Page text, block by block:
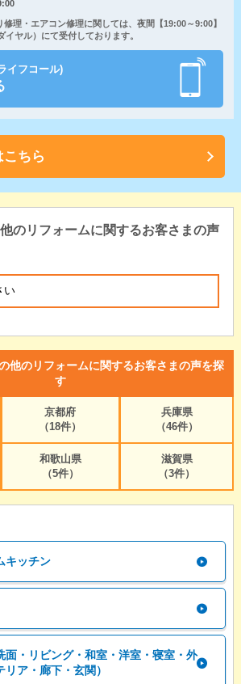
理・エアコン修理に関しては、夜間【19:00～9:00】
イヤル）にて受付しております。
イフコール)
ちら
のリフォームに関するお客さまの声
他のリフォームに関するお客さまの声を探
す
京都府
（18件）
兵庫県
（46件）
和歌山県
（5件）
滋賀県
（3件）
キッチン
面・リビング・和室・洋室・寝室・外
ア・廊下・玄関）